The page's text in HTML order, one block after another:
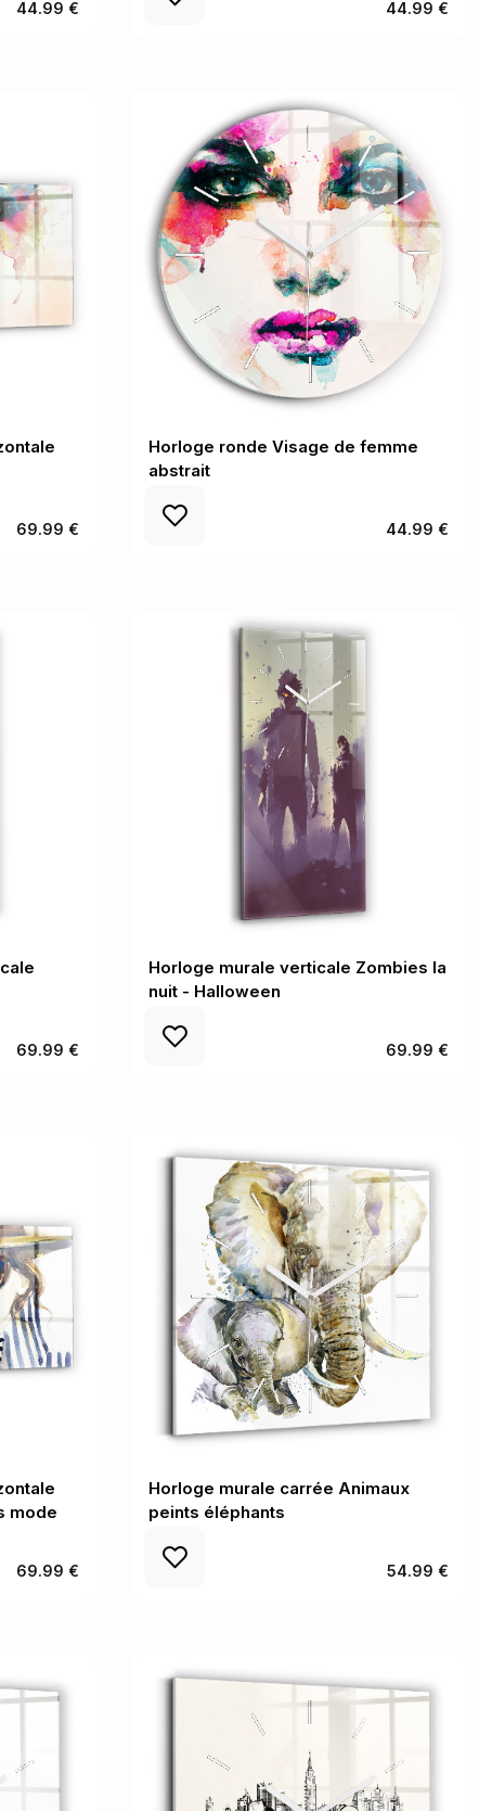
44.99 € 44.99 €
69.99 €
Horloge ronde Visage de femme
abstrait
44.99 €
69.99 €
Horloge murale verticale Zombies la
nuit - Halloween
69.99 €
mode
69.99 €
Horloge murale carrée Animaux
peints éléphants
54.99 €